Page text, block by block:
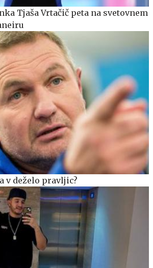
Tjaša Vrtačič peta na svetovnem
v deželo pravljic?